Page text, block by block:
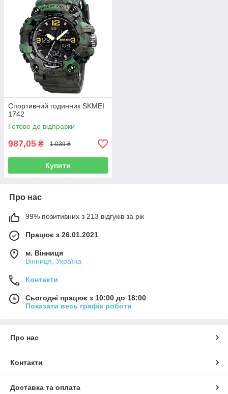
Спортивний годинник SKMEI
1742
Готово до відправки
987,05 ₴ 1 039 ₴
Купити
Про нас
99% позитивних з 213 відгуків за рік
Працює з 26.01.2021
м. Вінниця
Вінниця, Україна
Контакти
Сьогодні працює з 10:00 до 18:00
Показати весь графік роботи
Про нас
Контакти
Доставка та оплата